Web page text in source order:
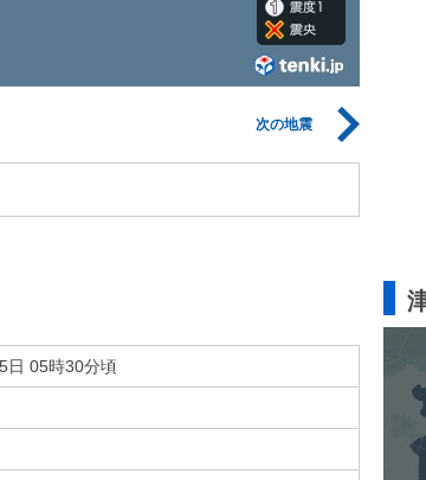
次の地震
日 05時30分頃